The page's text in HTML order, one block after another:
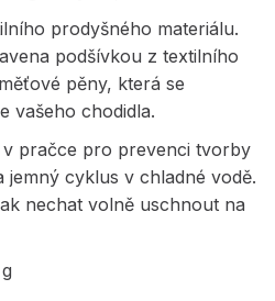
prodyšného materiálu.
podšívkou z textilního
pěny, která se
vašeho chodidla.
pračce pro prevenci tvorby
jemný cyklus v chladné vodě.
nechat volně uschnout na